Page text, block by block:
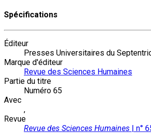
Spécifications
Éditeur
Presses Universitaires du
Marque d'éditeur
Revue des Sciences Humaines
Partie du titre
Numéro 65
Avec
,
Revue
Revue des Sciences Humaines | n°